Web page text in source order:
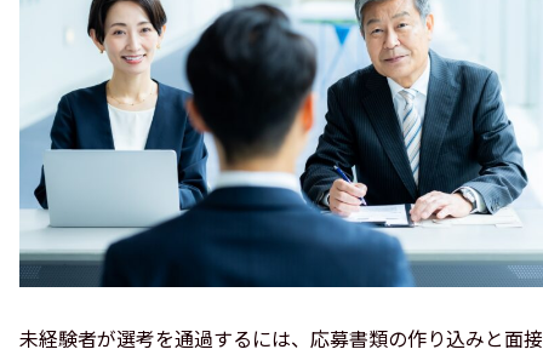
未経験者が選考を通過するには、応募書類の作り込みと面接